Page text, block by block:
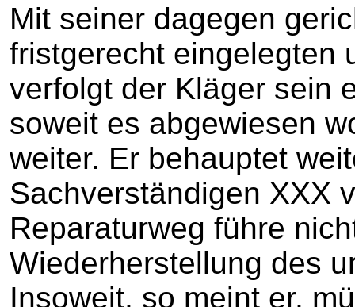
Mit seiner dagegen
fristgerecht eingelegten
verfolgt der Kläger sein
soweit es abgewiesen
weiter. Er behauptet
Sachverständigen XXX
Reparaturweg führe
Wiederherstellung des
Insoweit, so meint er,